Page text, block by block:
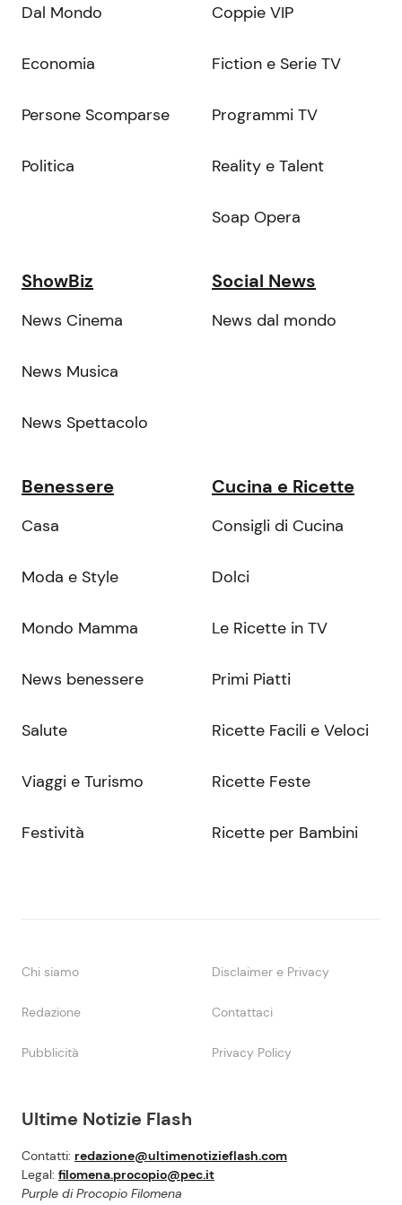
Ultime Notizie Flash
Contatti: redazione@ultimenotizieflash.com
Legal: filomena.procopio@pec.it
Purple di Procopio Filomena
Dal Mondo
Economia
Persone Scomparse
Politica
Coppie VIP
Fiction e Serie TV
Programmi TV
Reality e Talent
Soap Opera
ShowBiz
News Cinema
News Musica
News Spettacolo
Social News
News dal mondo
Benessere
Casa
Moda e Style
Mondo Mamma
News benessere
Salute
Viaggi e Turismo
Festività
Cucina e Ricette
Consigli di Cucina
Dolci
Le Ricette in TV
Primi Piatti
Ricette Facili e Veloci
Ricette Feste
Ricette per Bambini
Chi siamo Disclaimer e Privacy
Redazione Contattaci
Pubblicità Privacy Policy